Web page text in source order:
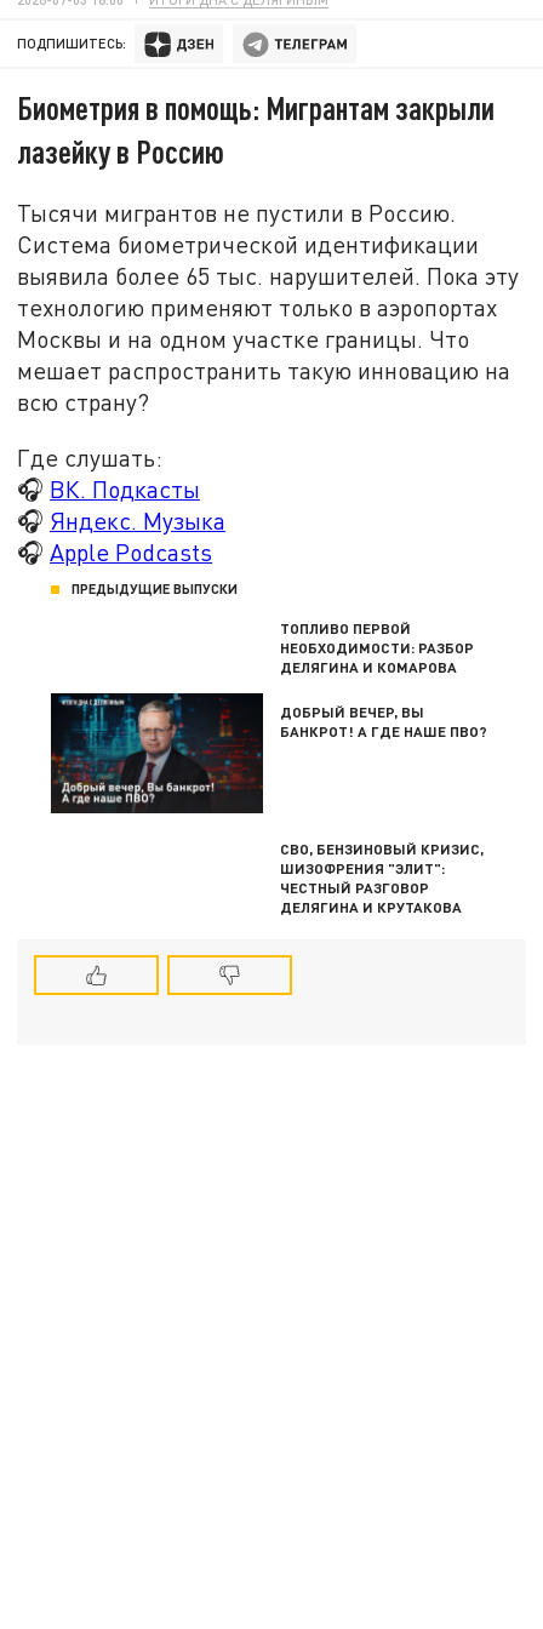
ПОДПИШИТЕСЬ:
Биометрия в помощь: Мигрантам закрыли
лазейку в Россию
Тысячи мигрантов не пустили в Россию.
Система биометрической идентификации
выявила более 65 тыс. нарушителей. Пока эту
технологию применяют только в аэропортах
Москвы и на одном участке границы. Что
мешает распространить такую инновацию на
всю страну?
Где слушать:
🎧 ВК. Подкасты
🎧 Яндекс. Музыка
🎧 Apple Podcasts
ПРЕДЫДУЩИЕ ВЫПУСКИ
ТОПЛИВО ПЕРВОЙ
НЕОБХОДИМОСТИ: РАЗБОР
ДЕЛЯГИНА И КОМАРОВА
ДОБРЫЙ ВЕЧЕР, ВЫ
БАНКРОТ! А ГДЕ НАШЕ ПВО?
СВО, БЕНЗИНОВЫЙ КРИЗИС,
ШИЗОФРЕНИЯ "ЭЛИТ":
ЧЕСТНЫЙ РАЗГОВОР
ДЕЛЯГИНА И КРУТАКОВА